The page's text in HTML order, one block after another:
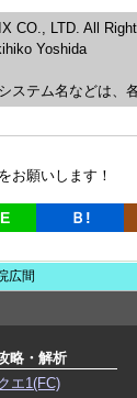
CO., LTD. All
Yoshida
ステム名などは、
お願いします！
Ｂ!
広間
略・解析
エ1(FC)